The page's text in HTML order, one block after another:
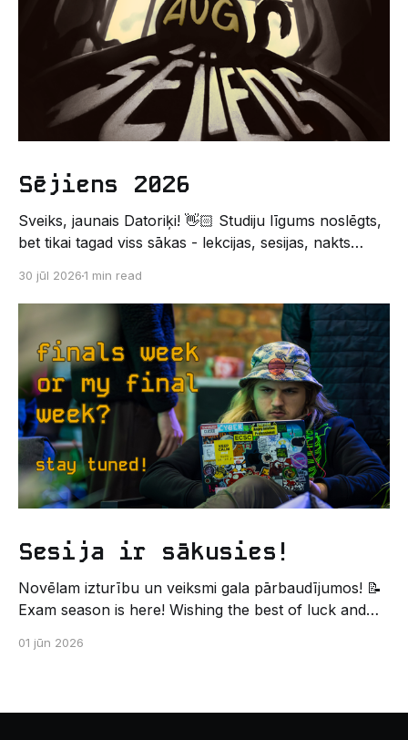
Sējiens 2026
Sveiks, jaunais Datoriķi! 👋🏻 Studiju līgums noslēgts,
bet tikai tagad viss sākas - lekcijas, sesijas, nakts
Un kas gan būtu labāks veids, kā iepazīt savu jauno
dzīvi LU EZTF datoriķu vidē, par došanos uz
leģendāro “Sējienu”? 🐱 Šī pirmsaristoteļa nometne
palīdzēs tev iegūt pirmos draugus, ieskatu studenta
30 jūl 20261 min read
Sesija ir sākusies!
Novēlam izturību un veiksmi gala pārbaudījumos! 📝
Exam season is here! Wishing the best of luck and
pašpārvaldes komunikācijas virziens
01 jūn 2026